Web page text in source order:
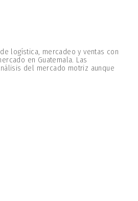
logística, mercadeo y ventas con
en Guatemala. Las
del mercado motriz aunque